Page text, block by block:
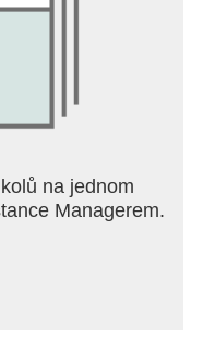
na jednom
Managerem.